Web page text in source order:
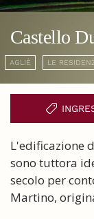
Castello
AGLIÈ LE
L'edificazione
sono tuttora
secolo per
Martino,